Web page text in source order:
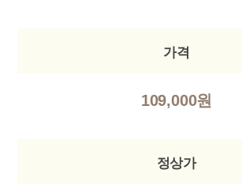
가격
109,000원
정상가